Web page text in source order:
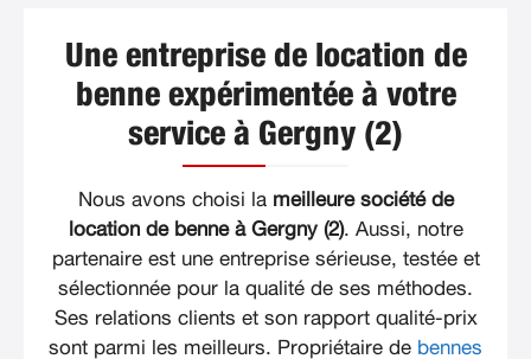
Une entreprise de location de
benne expérimentée à votre
service à Gergny (2)
Nous avons choisi la meilleure société de
location de benne à Gergny (2). Aussi, notre
partenaire est une entreprise sérieuse, testée et
sélectionnée pour la qualité de ses méthodes.
Ses relations clients et son rapport qualité-prix
sont parmi les meilleurs. Propriétaire de bennes